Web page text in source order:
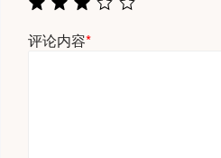
评论内容*